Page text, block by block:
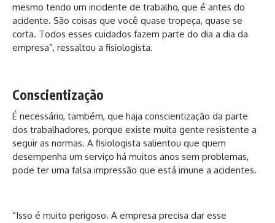
mesmo tendo um incidente de trabalho, que é antes do
acidente. São coisas que você quase tropeça, quase se
corta. Todos esses cuidados fazem parte do dia a dia da
empresa”, ressaltou a fisiologista.
Conscientização
É necessário, também, que haja conscientização da parte
dos trabalhadores, porque existe muita gente resistente a
seguir as normas. A fisiologista salientou que quem
desempenha um serviço há muitos anos sem problemas,
pode ter uma falsa impressão que está imune a acidentes.
“Isso é muito perigoso. A empresa precisa dar esse